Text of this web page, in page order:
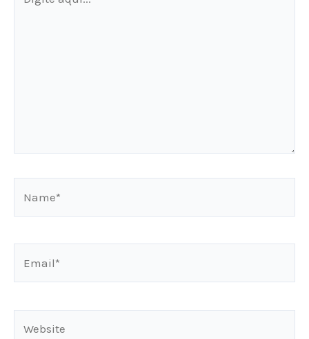
aqui...